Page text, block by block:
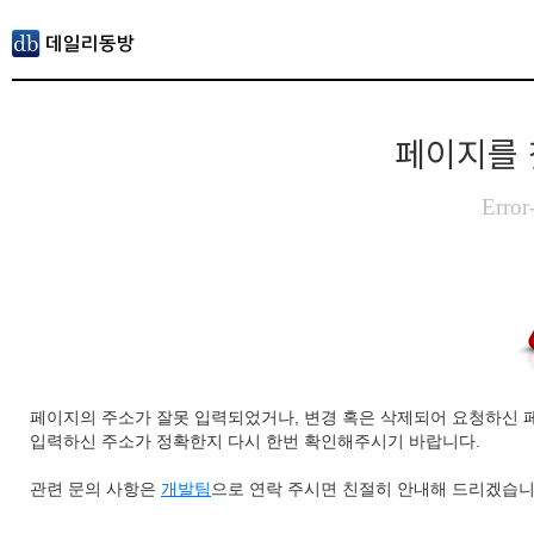
페이지를
페이지의 주소가 잘못 입력되었거나, 변경 혹은 삭제되어 요청하신
입력하신 주소가 정확한지 다시 한번 확인해주시기 바랍니다.
관련 문의 사항은 개발팀 으로 연락 주시면 친절히 안내해 드리겠습